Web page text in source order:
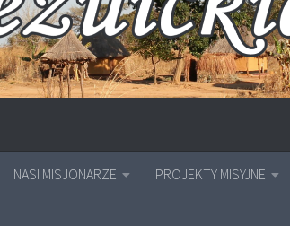
NASI MISJONARZE PROJEKTY MISYJNE